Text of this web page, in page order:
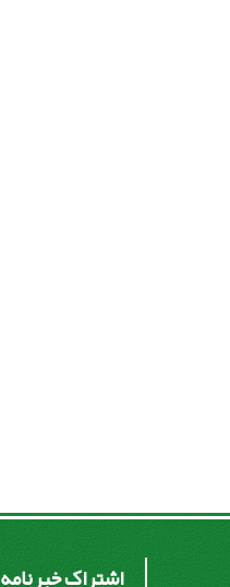
اشتراک خبرنامه